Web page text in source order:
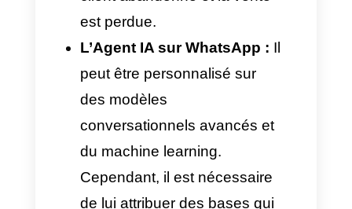
comprise immédiatement, sans
devoir passer par une infinité de
clics dans la conversation.
Le chatbot linéaire :Son
fonctionnement est limité à un
schéma plus strict et peu